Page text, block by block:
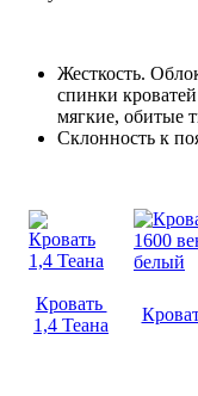
Жесткость.
спинки
мягкие, обитые
Склонность к
Кровать
1,4 Теана